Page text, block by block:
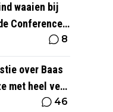
waaien bij
Conference
8
over Baas
met heel veel
46